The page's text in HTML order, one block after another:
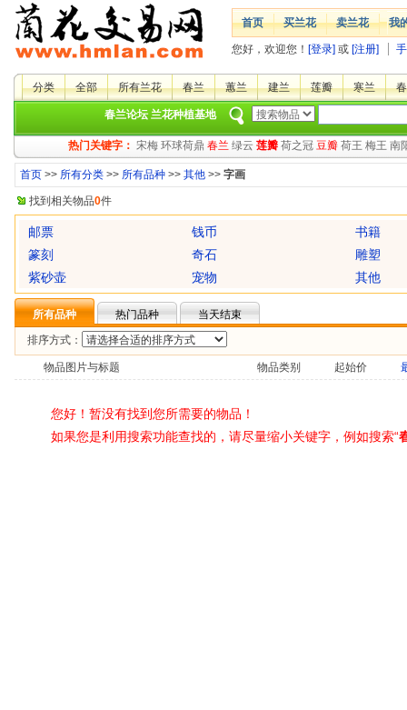
首页 买兰花 卖兰花 我
您好，欢迎您！ [登录] 或 [注册]
分类 全部 所有兰花 春兰 蕙兰 建兰 莲瓣 寒兰
春兰论坛 兰花种植基地
热门关键字： 宋梅 环球荷鼎 春兰 绿云 莲瓣 荷之冠 豆瓣 荷王 梅王 南
首页 >> 所有分类 >> 所有品种 >> 其他 >> 字画
找到相关物品0件
邮票 钱币
书籍
篆刻
奇石
雕塑
紫砂壶
宠物 其他
所有品种 热门品种
当天结束
排序方式：
物品图片与标题 物品类别 起始价
您好！暂没有找到您所需要的物品！
如果您是利用搜索功能查找的，请尽量缩小关键字，例如搜索“